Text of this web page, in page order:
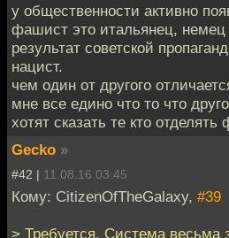
у общественности активно
фашист это итальянец,
результат советской
нацист.
чем один от другого
мне все едино что то что
хотят сказать те кто
Gecko »
#42 | 11.08.16 03:45
Кому: CitizenOfTheGalaxy, #39
> Требуется. Система весьма